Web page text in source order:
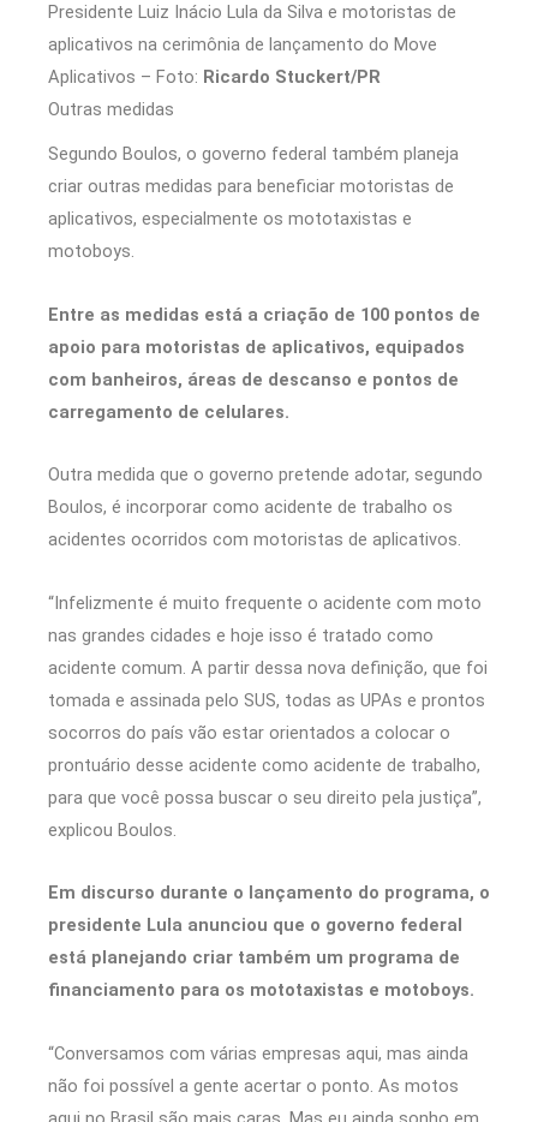
Presidente Luiz Inácio Lula da Silva e motoristas de
aplicativos na cerimônia de lançamento do Move
Aplicativos – Foto: Ricardo Stuckert/PR
Outras medidas
Segundo Boulos, o governo federal também planeja
criar outras medidas para beneficiar motoristas de
aplicativos, especialmente os mototaxistas e
motoboys.
Entre as medidas está a criação de 100 pontos de
apoio para motoristas de aplicativos, equipados
com banheiros, áreas de descanso e pontos de
carregamento de celulares.
Outra medida que o governo pretende adotar, segundo
Boulos, é incorporar como acidente de trabalho os
acidentes ocorridos com motoristas de aplicativos.
“Infelizmente é muito frequente o acidente com moto
nas grandes cidades e hoje isso é tratado como
acidente comum. A partir dessa nova definição, que foi
tomada e assinada pelo SUS, todas as UPAs e prontos
socorros do país vão estar orientados a colocar o
prontuário desse acidente como acidente de trabalho,
para que você possa buscar o seu direito pela justiça”,
explicou Boulos.
Em discurso durante o lançamento do programa, o
presidente Lula anunciou que o governo federal
está planejando criar também um programa de
financiamento para os mototaxistas e motoboys.
“Conversamos com várias empresas aqui, mas ainda
não foi possível a gente acertar o ponto. As motos